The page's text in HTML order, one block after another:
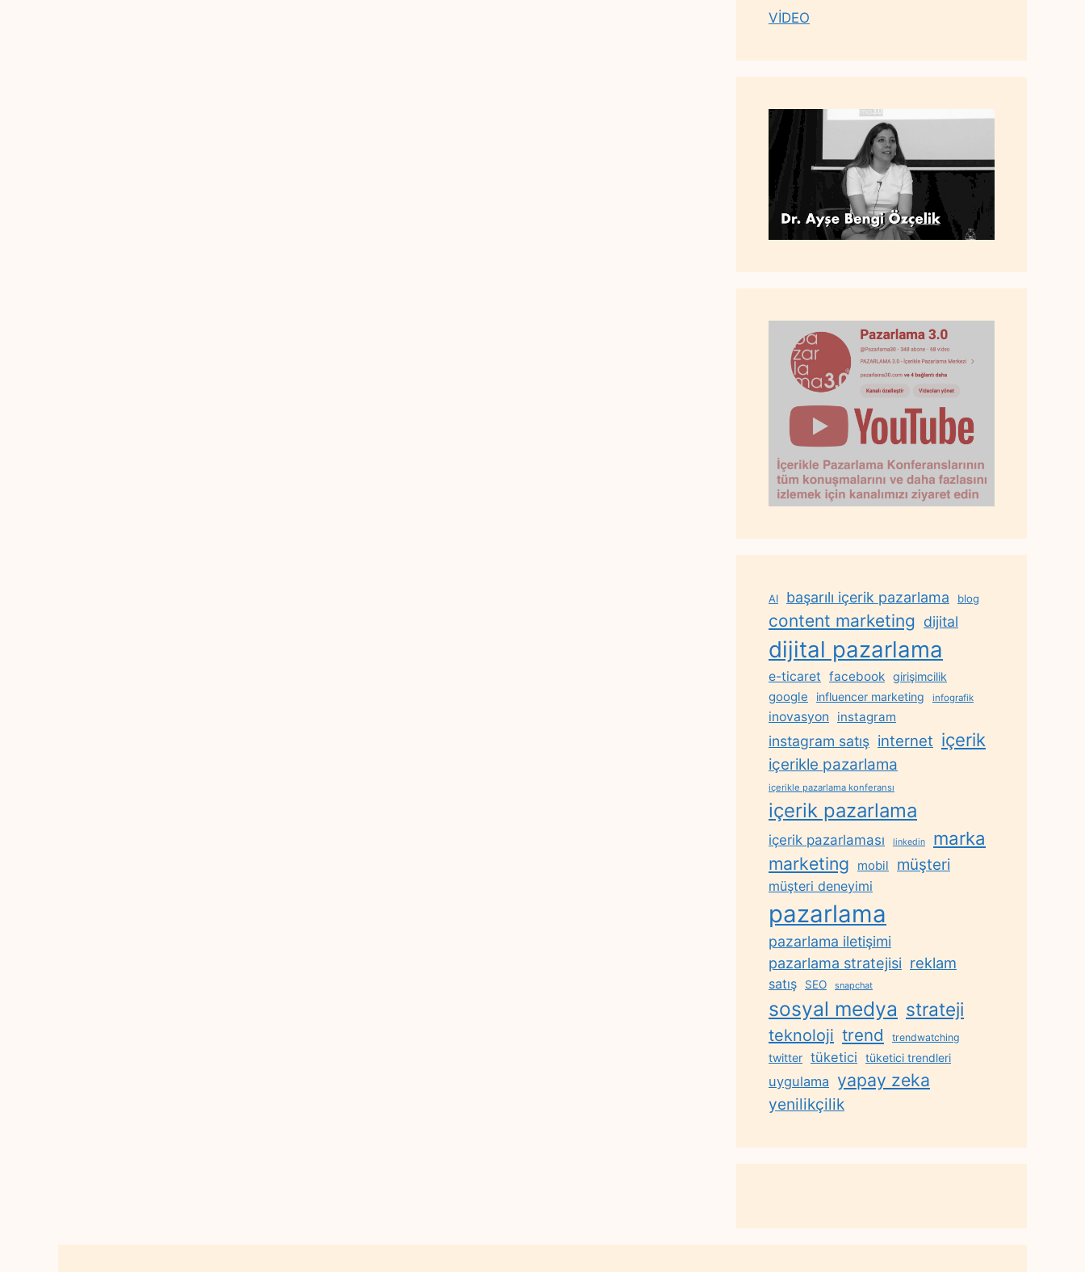
VİDEO
AI başarılı içerik pazarlama blog
content marketing dijital
dijital pazarlama
e-ticaret facebook girişimcilik
google influencer marketing infografik
inovasyon instagram
instagram satış internet içerik
içerikle pazarlama
içerikle pazarlama konferansı
içerik pazarlama
içerik pazarlaması linkedin marka
marketing mobil müşteri
müşteri deneyimi
pazarlama
pazarlama iletişimi
pazarlama stratejisi reklam
satış SEO snapchat
sosyal medya strateji
teknoloji trend trendwatching
twitter tüketici tüketici trendleri
uygulama yapay zeka
yenilikçilik